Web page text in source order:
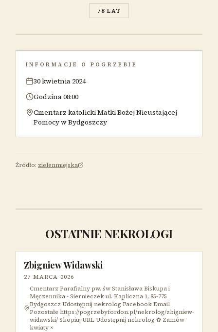
78 LAT
INFORMACJE O POGRZEBIE
30 kwietnia 2024
Godzina 08:00
Cmentarz katolicki Matki Bożej Nieustającej
Pomocy w Bydgoszczy
Źródło: zielenmiejska
OSTATNIE NEKROLOGI
Zbigniew Widawski
27 MARCA 2026
Cmentarz Parafialny pw. św Stanisława Biskupa i
Męczennika - Siernieczek ul. Kapliczna 1, 85-775
Bydgoszcz Udostępnij nekrolog Facebook Email
Pozostałe https://pogrzebyfordon.pl/nekrolog/zbigniew-
widawski/ Skopiuj URL Udostępnij nekrolog ✿ Zamów
kwiaty ×